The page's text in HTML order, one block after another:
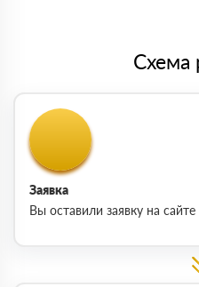
Схема
Заявка
Вы оставили заявку на сайте